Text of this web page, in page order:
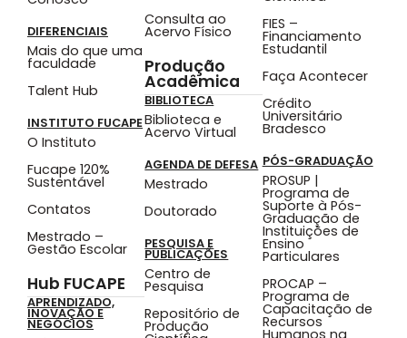
DIFERENCIAIS
Mais do que uma
faculdade
Talent Hub
INSTITUTO FUCAPE
O Instituto
Fucape 120%
Sustentável
Contatos
Mestrado –
Gestão Escolar
Hub FUCAPE
APRENDIZADO,
INOVAÇÃO E
NEGÓCIOS
Consulta ao
Acervo Físico
Produção
Acadêmica
BIBLIOTECA
Biblioteca e
Acervo Virtual
AGENDA DE DEFESA
Mestrado
Doutorado
PESQUISA E
PUBLICAÇÕES
Centro de
Pesquisa
Repositório de
Produção
FIES –
Financiamento
Estudantil
Faça Acontecer
Crédito
Universitário
Bradesco
PÓS-GRADUAÇÃO
PROSUP |
Programa de
Suporte à Pós-
Graduação de
Instituições de
Ensino
Particulares
PROCAP –
Programa de
Capacitação de
Recursos
Humanos na